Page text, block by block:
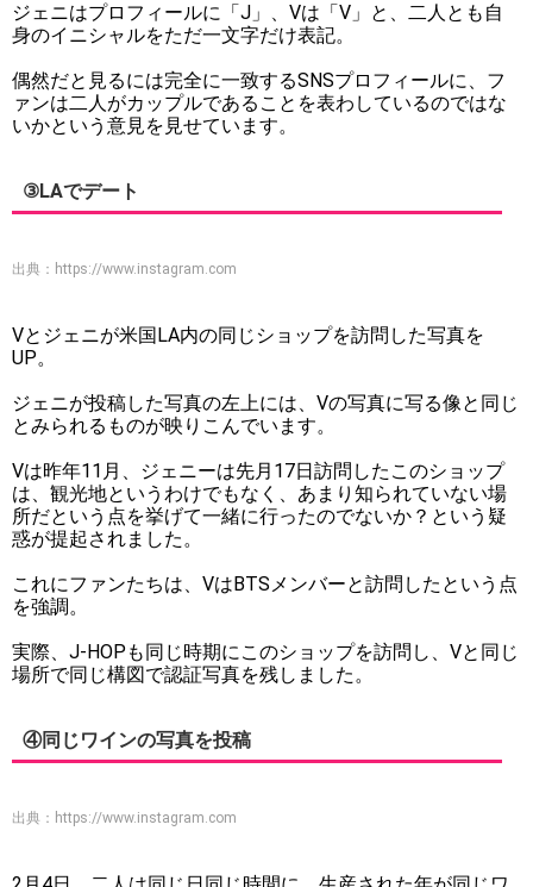
ジェニはプロフィールに「J」、Vは「V」と、二人とも自
身のイニシャルをただ一文字だけ表記。
偶然だと見るには完全に一致するSNSプロフィールに、フ
ァンは二人がカップルであることを表わしているのではな
いかという意見を見せています。
③LAでデート
出典： https://www.instagram.com
Vとジェニが米国LA内の同じショップを訪問した写真を
UP。
ジェニが投稿した写真の左上には、Vの写真に写る像と同じ
とみられるものが映りこんでいます。
Vは昨年11月、ジェニーは先月17日訪問したこのショップ
は、観光地というわけでもなく、あまり知られていない場
所だという点を挙げて一緒に行ったのでないか？という疑
惑が提起されました。
これにファンたちは、VはBTSメンバーと訪問したという点
を強調。
実際、J-HOPも同じ時期にこのショップを訪問し、Vと同じ
場所で同じ構図で認証写真を残しました。
④同じワインの写真を投稿
出典： https://www.instagram.com